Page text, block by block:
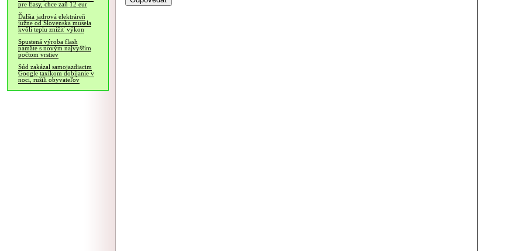
pre Easy, chce zaň 12 eur
Ďalšia jadrová elektráreň
južne od Slovenska musela
kvôli teplu znížiť výkon
Spustená výroba flash
pamäte s novým najvyšším
počtom vrstiev
Súd zakázal samojazdiacim
Google taxíkom dobíjanie v
noci, rušili obyvateľov